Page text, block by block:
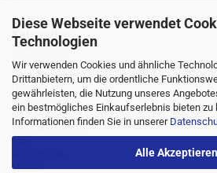
Diese Webseite verwendet
Technologien
Wir verwenden Cookies und ähnliche
Drittanbietern, um die ordentliche
gewährleisten, die Nutzung unseres
ein bestmögliches Einkaufserlebnis bieten zu
Informationen finden Sie in unserer
Alle Akzeptieren
Kategorien
Unterwäsche
Nachtwäsche
Sportwäsche
Homewear
Bademoden
Übergrössen
Strümpfe/Socken
Marken